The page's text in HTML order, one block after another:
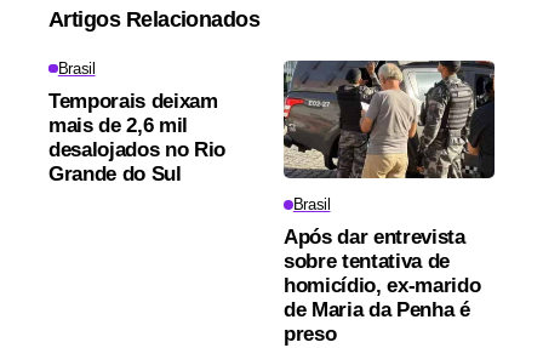
Artigos Relacionados
Brasil
Temporais deixam
mais de 2,6 mil
desalojados no Rio
Grande do Sul
Brasil
Após dar entrevista
sobre tentativa de
homicídio, ex-marido
de Maria da Penha é
preso